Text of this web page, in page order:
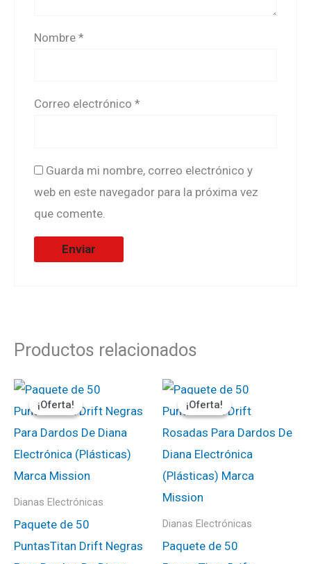
Nombre*
Correo electrónico*
Guarda mi nombre, correo electrónico y
web en este navegador para la próxima vez
que comente.
Productos relacionados
¡Oferta!
¡Oferta!
Dianas Electrónicas
Paquete de 50
PuntasTitan Drift Negras
El
precio
original
₡2000.
El
precio
actual
₡1800.
¡Oferta!
¡Oferta!
Dianas Electrónicas
Paquete de 50
El
precio
original
₡2000.
El
precio
actual
₡1800.